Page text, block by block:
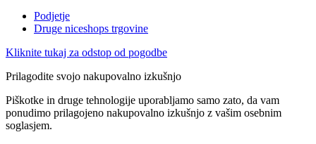
Podjetje
Druge niceshops trgovine
Kliknite tukaj za odstop od pogodbe
Prilagodite svojo nakupovalno izkušnjo
Piškotke in druge tehnologije uporabljamo samo zato, da vam
ponudimo prilagojeno nakupovalno izkušnjo z vašim osebnim
soglasjem.